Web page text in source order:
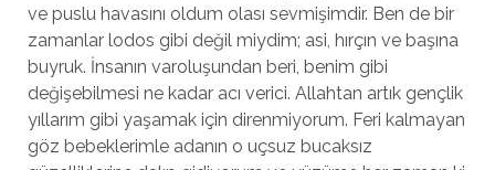
ve puslu havasını oldum olası sevmişimdir. Ben de bir
zamanlar lodos gibi değil miydim; asi, hırçın ve başına
buyruk. İnsanın varoluşundan beri, benim gibi
değişebilmesi ne kadar acı verici. Allahtan artık gençlik
yıllarım gibi yaşamak için direnmiyorum. Feri kalmayan
göz bebeklerimle adanın o uçsuz bucaksız